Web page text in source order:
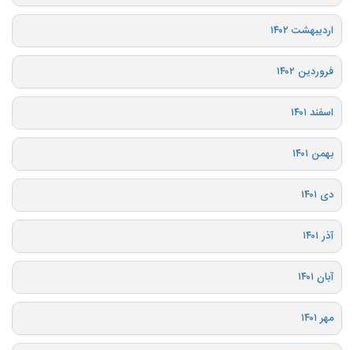
اردیبهشت ۱۴۰۲
فروردین ۱۴۰۲
اسفند ۱۴۰۱
بهمن ۱۴۰۱
دی ۱۴۰۱
آذر ۱۴۰۱
آبان ۱۴۰۱
مهر ۱۴۰۱